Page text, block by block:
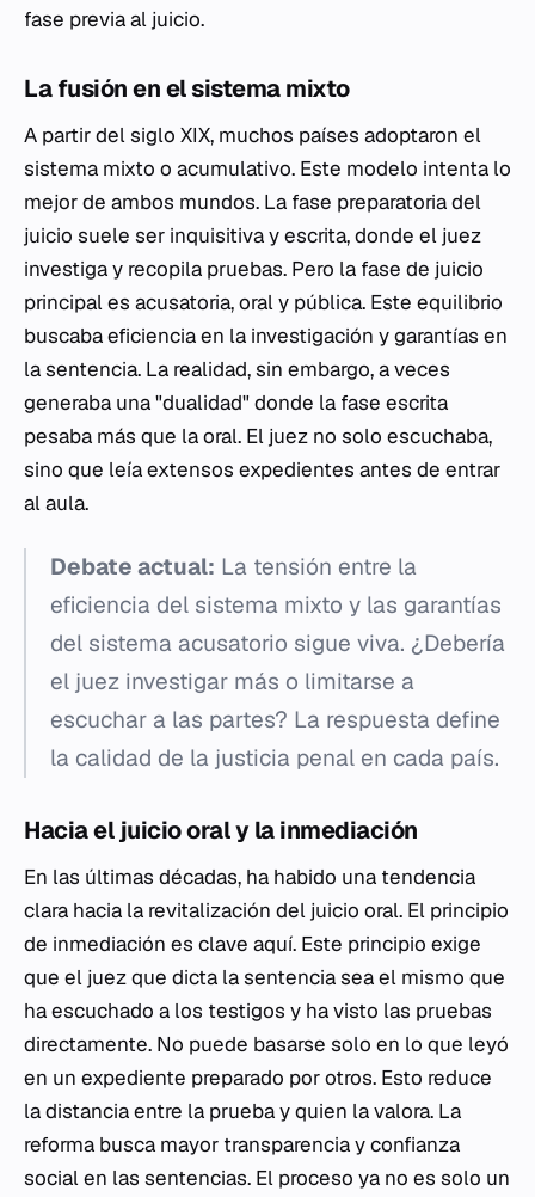
fase previa al juicio.
La fusión en el sistema mixto
A partir del siglo XIX, muchos países adoptaron el
sistema mixto o acumulativo. Este modelo intenta lo
mejor de ambos mundos. La fase preparatoria del
juicio suele ser inquisitiva y escrita, donde el juez
investiga y recopila pruebas. Pero la fase de juicio
principal es acusatoria, oral y pública. Este equilibrio
buscaba eficiencia en la investigación y garantías en
la sentencia. La realidad, sin embargo, a veces
generaba una "dualidad" donde la fase escrita
pesaba más que la oral. El juez no solo escuchaba,
sino que leía extensos expedientes antes de entrar
al aula.
Debate actual: La tensión entre la
eficiencia del sistema mixto y las garantías
del sistema acusatorio sigue viva. ¿Debería
el juez investigar más o limitarse a
escuchar a las partes? La respuesta define
la calidad de la justicia penal en cada país.
Hacia el juicio oral y la inmediación
En las últimas décadas, ha habido una tendencia
clara hacia la revitalización del juicio oral. El principio
de inmediación es clave aquí. Este principio exige
que el juez que dicta la sentencia sea el mismo que
ha escuchado a los testigos y ha visto las pruebas
directamente. No puede basarse solo en lo que leyó
en un expediente preparado por otros. Esto reduce
la distancia entre la prueba y quien la valora. La
reforma busca mayor transparencia y confianza
social en las sentencias. El proceso ya no es solo un